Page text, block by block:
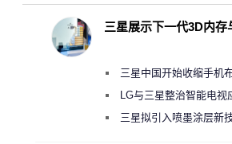
三星展示下一代3D内
三星中国开始收缩手机
店 将被逐步清退
LG与三星整治智能电
规行为三星拟引入喷墨涂层新